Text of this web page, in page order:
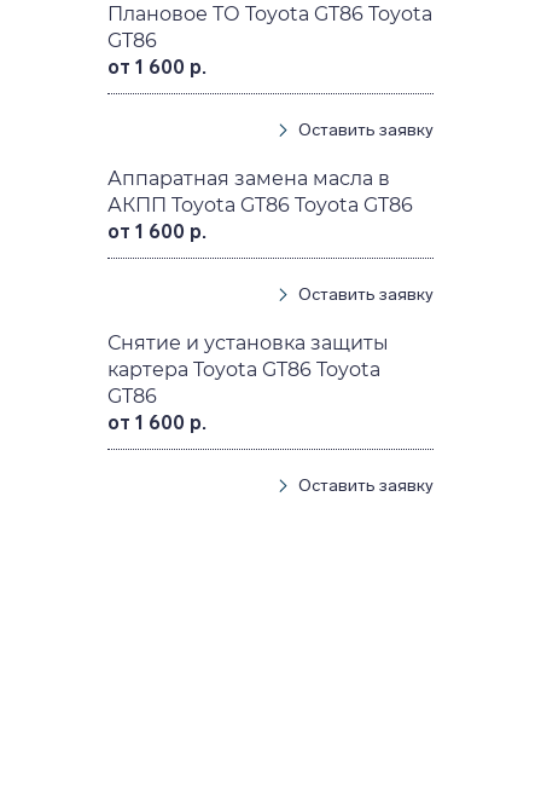
Плановое ТО Toyota GT86 Toyota
GT86
от 1 600 р.
Оставить заявку
Аппаратная замена масла в
АКПП Toyota GT86 Toyota GT86
от 1 600 р.
Оставить заявку
Снятие и установка защиты
картера Toyota GT86 Toyota
GT86
от 1 600 р.
Оставить заявку